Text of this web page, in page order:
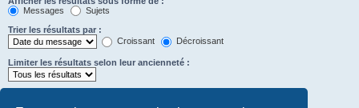
Messages
Sujets
Trier les résultats par :
Croissant
Décroissant
Limiter les résultats selon leur ancienneté :